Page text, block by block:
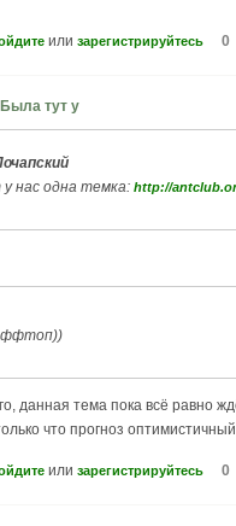
или зарегистрируйтесь 0
тут у
нас одна темка: http://
данная тема пока всё равно
что прогноз
или зарегистрируйтесь 0